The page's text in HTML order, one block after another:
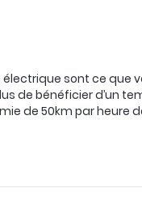
LES BORNES
DE QUALITÉS ET AIDES
sont ce que
de bénéficier d’un
de 50km par heure